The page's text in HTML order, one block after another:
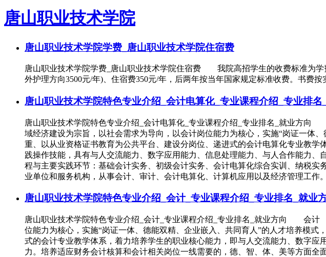
唐山职业技术学院
唐山职业技术学院学费_唐山职业技术学院住宿费
唐山职业技术学院学费_唐山职业技术学院住宿费 我院高招学生的收费标准为学
外护理方向3500元/年)、住宿费350元/年，后两年按当年国家规定标准收费。书费按
唐山职业技术学院特色专业介绍_会计电算化_专业课程介绍_专业排名
唐山职业技术学院特色专业介绍_会计电算化_专业课程介绍_专业排名_就业方
域经济建设为宗旨，以社会需求为导向，以会计岗位能力为核心，实施“岗证一体
重、以从业资格证书教育为公共平台、建设分岗位、递进式的会计电算化专业教
践操作技能，具有与人交流能力、数字应用能力、信息处理能力、与人合作能
程与主要实践环节：基础会计实务、初级会计实务、会计电算化综合实训、纳税
业单位和服务机构，从事会计、审计、会计电算化、计算机应用以及经济管理工作。
唐山职业技术学院特色专业介绍_会计_专业课程介绍_专业排名_就业
唐山职业技术学院特色专业介绍_会计_专业课程介绍_专业排名_就业方向 会
位能力为核心，实施“岗证一体、德能双精、企业嵌入、共同育人”的人才培养模
式的会计专业教学体系，着力培养学生的职业核心能力，即与人交流能力、数字
力。培养适应财务会计核算和会计相关岗位一线需要的，德、智、体、美等方面